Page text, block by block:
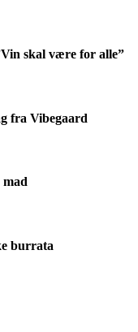
skal være for alle”
fra Vibegaard
mad
burrata